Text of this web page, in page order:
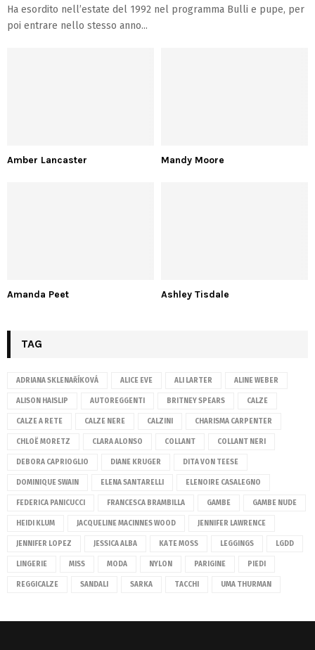
Ha esordito nell’estate del 1992 nel programma Bulli e pupe, per
poi entrare nello stesso anno...
Amber Lancaster Mandy Moore
Amanda Peet Ashley Tisdale
TAG
ADRIANA SKLENAŘÍKOVÁ ALICE EVE ALI LARTER ALINE WEBER
ALISON HAISLIP AUTOREGGENTI BRITNEY SPEARS CALZE
CALZE A RETE CALZE NERE CALZINI CHARISMA CARPENTER
CHLOË MORETZ CLARA ALONSO COLLANT COLLANT NERI
DEBORA CAPRIOGLIO DIANE KRUGER DITA VON TEESE
DOMINIQUE SWAIN ELENA SANTARELLI ELENOIRE CASALEGNO
FEDERICA PANICUCCI FRANCESCA BRAMBILLA GAMBE GAMBE NUDE
HEIDI KLUM JACQUELINE MACINNES WOOD JENNIFER LAWRENCE
JENNIFER LOPEZ JESSICA ALBA KATE MOSS LEGGINGS LGDD
LINGERIE MISS MODA NYLON PARIGINE PIEDI
REGGICALZE SANDALI SARKA TACCHI UMA THURMAN